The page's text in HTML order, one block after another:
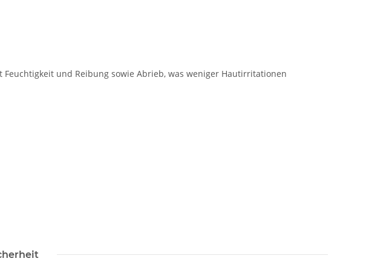
Feuchtigkeit und Reibung sowie Abrieb, was weniger Hautirritationen